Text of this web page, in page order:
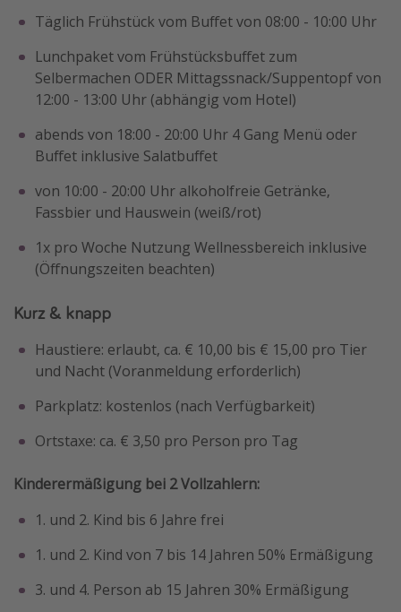
Täglich Frühstück vom Buffet von 08:00 - 10:00 Uhr
Lunchpaket vom Frühstücksbuffet zum
Selbermachen ODER Mittagssnack/Suppentopf von
12:00 - 13:00 Uhr (abhängig vom Hotel)
abends von 18:00 - 20:00 Uhr 4 Gang Menü oder
Buffet inklusive Salatbuffet
von 10:00 - 20:00 Uhr alkoholfreie Getränke,
Fassbier und Hauswein (weiß/rot)
1x pro Woche Nutzung Wellnessbereich inklusive
(Öffnungszeiten beachten)
Kurz & knapp
Haustiere: erlaubt, ca. € 10,00 bis € 15,00 pro Tier
und Nacht (Voranmeldung erforderlich)
Parkplatz: kostenlos (nach Verfügbarkeit)
Ortstaxe: ca. € 3,50 pro Person pro Tag
Kinderermäßigung bei 2 Vollzahlern:
1. und 2. Kind bis 6 Jahre frei
1. und 2. Kind von 7 bis 14 Jahren 50% Ermäßigung
3. und 4. Person ab 15 Jahren 30% Ermäßigung